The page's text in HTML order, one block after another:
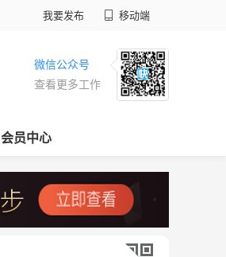
我要发布 移动端
微信公众号
查看更多工作
会员中心